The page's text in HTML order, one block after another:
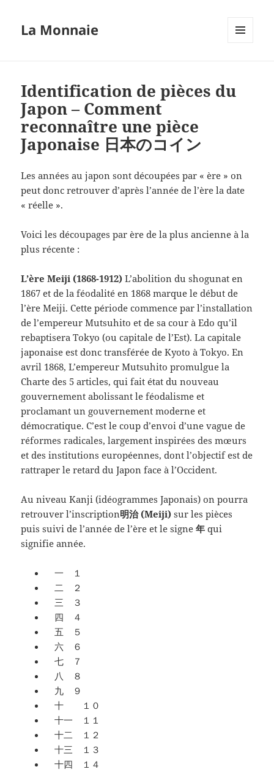
La Monnaie
Identification de pièces du
Japon – Comment
reconnaître une pièce
Japonaise 日本のコイン
Les années au japon sont découpées par « ère » on
peut donc retrouver d’après l’année de l’ère la date
« réelle ».
Voici les découpages par ère de la plus ancienne à la
plus récente :
L’ère Meiji (1868-1912) L’abolition du shogunat en
1867 et de la féodalité en 1868 marque le début de
l’ère Meiji. Cette période commence par l’installation
de l’empereur Mutsuhito et de sa cour à Edo qu’il
rebaptisera Tokyo (ou capitale de l’Est). La capitale
japonaise est donc transférée de Kyoto à Tokyo. En
avril 1868, L’empereur Mutsuhito promulgue la
Charte des 5 articles, qui fait état du nouveau
gouvernement abolissant le féodalisme et
proclamant un gouvernement moderne et
démocratique. C’est le coup d’envoi d’une vague de
réformes radicales, largement inspirées des mœurs
et des institutions européennes, dont l’objectif est de
rattraper le retard du Japon face à l’Occident.
Au niveau Kanji (idéogrammes Japonais) on pourra
retrouver l’inscription明治 (Meiji) sur les pièces
puis suivi de l’année de l’ère et le signe年 qui
signifie année.
一 １
二 ２
三 ３
四 ４
五 ５
六 ６
七 ７
八 ８
九 ９
十 １０
十一 １１
十二 １２
十三 １３
十四 １４